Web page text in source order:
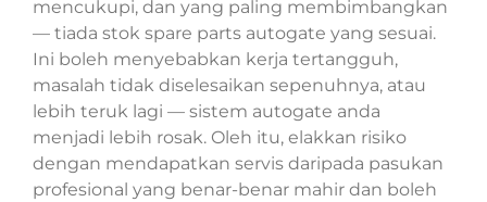
mencukupi, dan yang paling membimbangkan
— tiada stok spare parts autogate yang sesuai.
Ini boleh menyebabkan kerja tertangguh,
masalah tidak diselesaikan sepenuhnya, atau
lebih teruk lagi — sistem autogate anda
menjadi lebih rosak. Oleh itu, elakkan risiko
dengan mendapatkan servis daripada pasukan
profesional yang benar-benar mahir dan boleh